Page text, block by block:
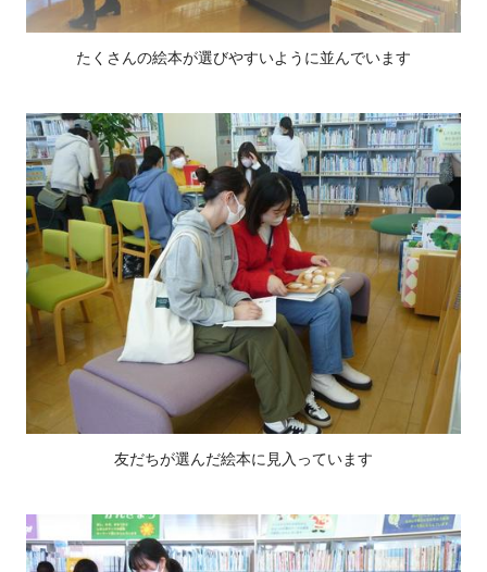
たくさんの絵本が選びやすいように並んでいます
友だちが選んだ絵本に見入っています